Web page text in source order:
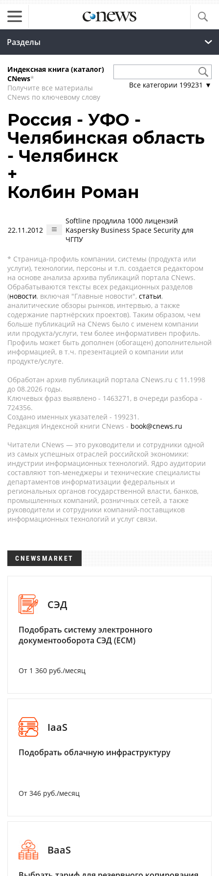
Разделы
Индексная книга (каталог)
CNews*
Получите все материалы
CNews по ключевому слову
Все категории 199231 ▼
Россия - УФО -
Челябинская область
- Челябинск
+
Колбин Роман
22.11.2012
Softline продлила 1000 лицензий
Kaspersky Business Space Security для
ЧГПУ
* Страница-профиль компании, системы (продукта или
услуги), технологии, персоны и т.п. создается редактором
на основе анализа архива публикаций портала CNews.
Обрабатываются тексты всех редакционных разделов
(новости, включая "Главные новости", статьи,
аналитические обзоры рынков, интервью, а также
содержание партнёрских проектов). Таким образом, чем
больше публикаций на CNews было с именем компании
или продукта/услуги, тем более информативен профиль.
Профиль может быть дополнен (обогащен) дополнительной
информацией, в т.ч. презентацией о компании или
продукте/услуге.
Обработан архив публикаций портала CNews.ru c 11.1998
до 08.2026 годы.
Ключевых фраз выявлено - 1463271, в очереди разбора -
724356.
Создано именных указателей - 199231.
Редакция Индексной книги CNews - book@cnews.ru
Читатели CNews — это руководители и сотрудники одной
из самых успешных отраслей российской экономики:
индустрии информационных технологий. Ядро аудитории
составляют топ-менеджеры и технические специалисты
департаментов информатизации федеральных и
региональных органов государственной власти, банков,
промышленных компаний, розничных сетей, а также
руководители и сотрудники компаний-поставщиков
информационных технологий и услуг связи.
CNEWSMARKET
СЭД
Подобрать систему электронного
документооборота СЭД (ECM)
От 1 360 руб./месяц
IaaS
Подобрать облачную инфраструктуру
От 346 руб./месяц
BaaS